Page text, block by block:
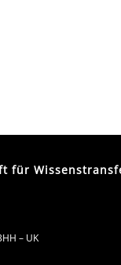
für
– UK